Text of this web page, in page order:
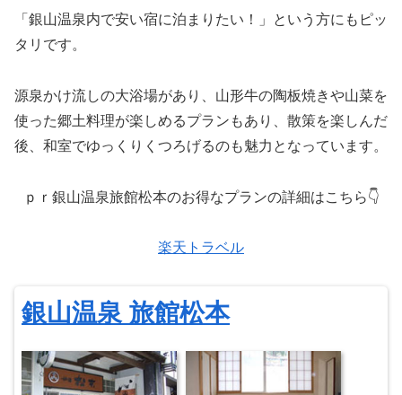
「銀山温泉内で安い宿に泊まりたい！」という方にもピッ
タリです。
源泉かけ流しの大浴場があり、山形牛の陶板焼きや山菜を
使った郷土料理が楽しめるプランもあり、散策を楽しんだ
後、和室でゆっくりくつろげるのも魅力となっています。
ｐｒ銀山温泉旅館松本のお得なプランの詳細はこちら👇
楽天トラベル
銀山温泉 旅館松本